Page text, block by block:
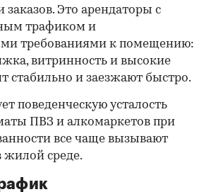
Это арендаторы с
трафиком и
требованиями к помещению:
витринность и высокие
стабильно и заезжают быстро.
поведенческую усталость
ПВЗ и алкомаркетов при
все чаще вызывают
жилой среде.